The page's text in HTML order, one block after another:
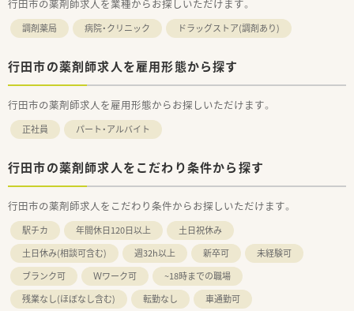
行田市の薬剤師求人を業種からお探しいただけます。
調剤薬局 病院・クリニック ドラッグストア(調剤あり)
行田市の薬剤師求人を雇用形態から探す
行田市の薬剤師求人を雇用形態からお探しいただけます。
正社員 パート・アルバイト
行田市の薬剤師求人をこだわり条件から探す
行田市の薬剤師求人をこだわり条件からお探しいただけます。
駅チカ 年間休日120日以上
土日祝休み
土日休み(相談可含む)
週32h以上 新卒可
未経験可
ブランク可
Ｗワーク可
~18時までの職場
残業なし(ほぼなし含む)
転勤なし
車通勤可